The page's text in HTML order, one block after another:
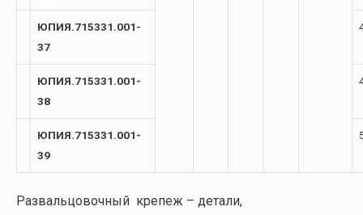
ЮПИЯ.715331.001-
37
ЮПИЯ.715331.001-
38
ЮПИЯ.715331.001-
39
Развальцовочный крепеж – детали,